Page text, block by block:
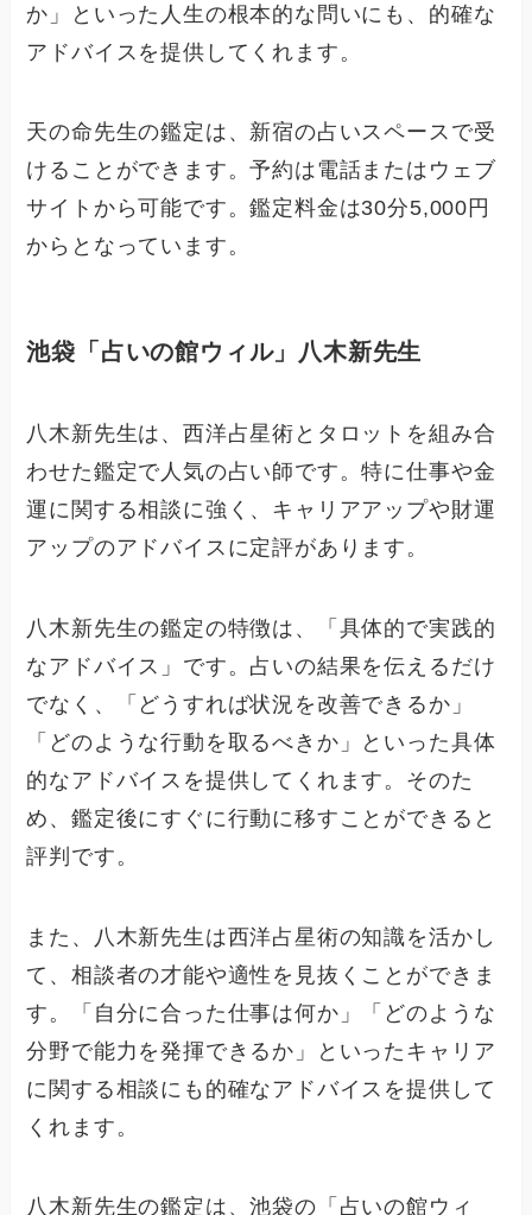
か」といった人生の根本的な問いにも、的確な
アドバイスを提供してくれます。
天の命先生の鑑定は、新宿の占いスペースで受
けることができます。予約は電話またはウェブ
サイトから可能です。鑑定料金は30分5,000円
からとなっています。
池袋「占いの館ウィル」八木新先生
八木新先生は、西洋占星術とタロットを組み合
わせた鑑定で人気の占い師です。特に仕事や金
運に関する相談に強く、キャリアアップや財運
アップのアドバイスに定評があります。
八木新先生の鑑定の特徴は、「具体的で実践的
なアドバイス」です。占いの結果を伝えるだけ
でなく、「どうすれば状況を改善できるか」
「どのような行動を取るべきか」といった具体
的なアドバイスを提供してくれます。そのた
め、鑑定後にすぐに行動に移すことができると
評判です。
また、八木新先生は西洋占星術の知識を活かし
て、相談者の才能や適性を見抜くことができま
す。「自分に合った仕事は何か」「どのような
分野で能力を発揮できるか」といったキャリア
に関する相談にも的確なアドバイスを提供して
くれます。
八木新先生の鑑定は、池袋の「占いの館ウィ